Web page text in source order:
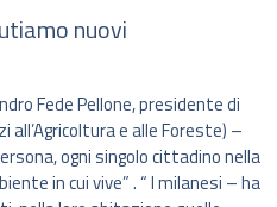
nuovi
Fede Pellone, presidente di
all’Agricoltura e alle Foreste) –
ogni singolo cittadino nella
in cui vive” . “ I milanesi – ha